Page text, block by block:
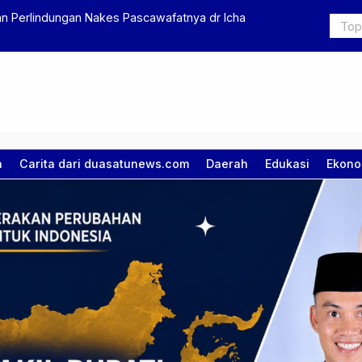
Jadi Modus TPPU Sidak
Carita dari duasatunews.com Daerah Edukasi